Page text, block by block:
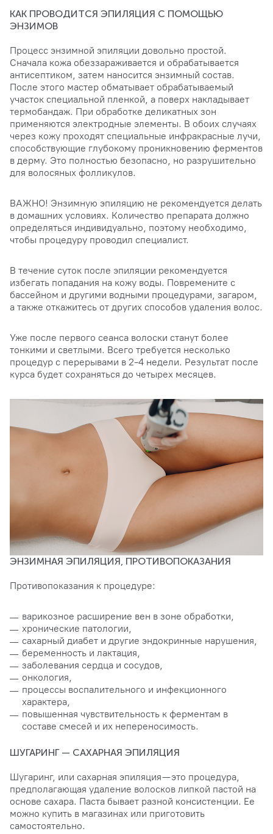
КАК ПРОВОДИТСЯ ЭПИЛЯЦИЯ С ПОМОЩЬЮ
ЭНЗИМОВ
Процесс энзимной эпиляции довольно простой.
Сначала кожа обеззараживается и обрабатывается
антисептиком, затем наносится энзимный состав.
После этого мастер обматывает обрабатываемый
участок специальной пленкой, а поверх накладывает
термобандаж. При обработке деликатных зон
применяются электродные элементы. В обоих случаях
через кожу проходят специальные инфракрасные лучи,
способствующие глубокому проникновению ферментов
в дерму. Это полностью безопасно, но разрушительно
для волосяных фолликулов.
ВАЖНО! Энзимную эпиляцию не рекомендуется делать
в домашних условиях. Количество препарата должно
определяться индивидуально, поэтому необходимо,
чтобы процедуру проводил специалист.
В течение суток после эпиляции рекомендуется
избегать попадания на кожу воды. Повремените с
бассейном и другими водными процедурами, загаром,
а также откажитесь от других способов удаления волос.
Уже после первого сеанса волоски станут более
тонкими и светлыми. Всего требуется несколько
процедур с перерывами в 2-4 недели. Результат после
курса будет сохраняться до четырех месяцев.
ЭНЗИМНАЯ ЭПИЛЯЦИЯ, ПРОТИВОПОКАЗАНИЯ
Противопоказания к процедуре:
варикозное расширение вен в зоне обработки,
хронические патологии,
сахарный диабет и другие эндокринные нарушения,
беременность и лактация,
заболевания сердца и сосудов,
онкология,
процессы воспалительного и инфекционного
характера,
повышенная чувствительность к ферментам в
составе смесей и их непереносимость.
ШУГАРИНГ — САХАРНАЯ ЭПИЛЯЦИЯ
Шугаринг, или сахарная эпиляция — это процедура,
предполагающая удаление волосков липкой пастой на
основе сахара. Паста бывает разной консистенции. Ее
можно купить в магазинах или приготовить
самостоятельно.